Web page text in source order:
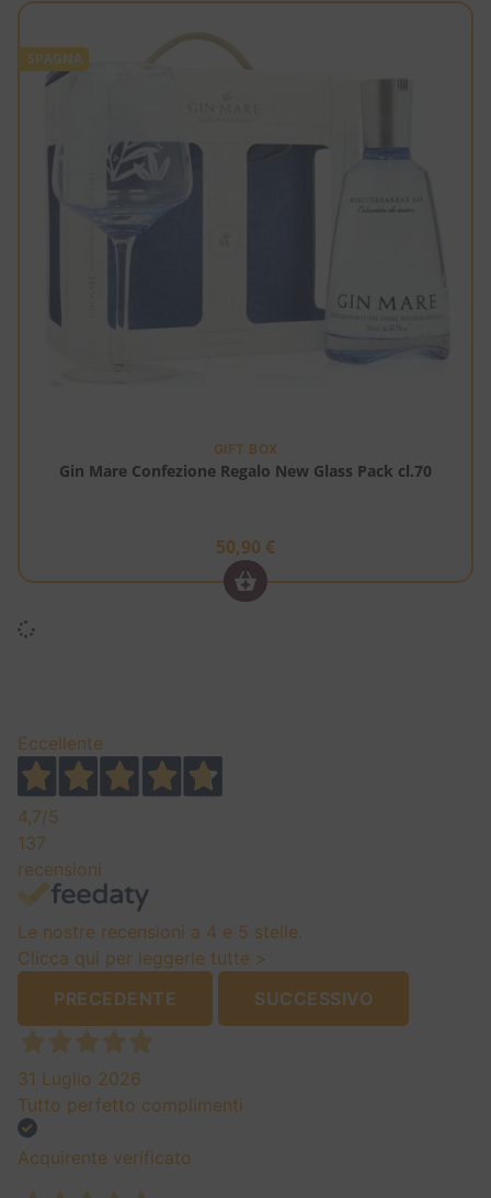
SPAGNA
GIFT BOX
Gin Mare Confezione Regalo New Glass Pack cl.70
50,90 €
Eccellente
4,7/5
137
recensioni
Le nostre recensioni a 4 e 5 stelle.
Clicca qui per leggerle tutte >
PRECEDENTE
SUCCESSIVO
31 Luglio 2026
Tutto perfetto complimenti
Acquirente verificato